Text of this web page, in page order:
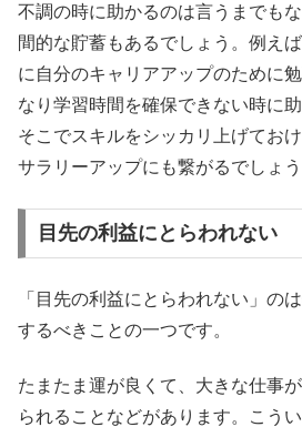
不調の時に助かるのは言うまでも
間的な貯蓄もあるでしょう。例え
に自分のキャリアアップのために
なり学習時間を確保できない時に
そこでスキルをシッカリ上げてお
サラリーアップにも繋がるでしょう
目先の利益にとらわれない
「目先の利益にとらわれない」の
するべきことの一つです。
たまたま運が良くて、大きな仕事
られることなどがあります。こう